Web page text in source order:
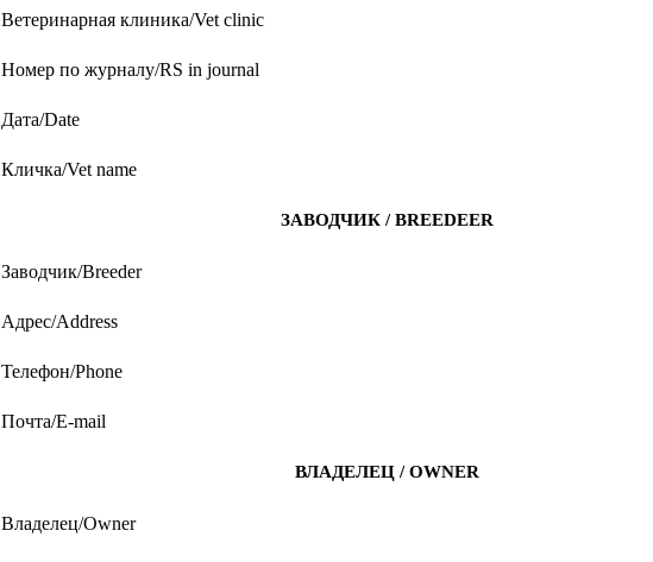
Ветеринарная клиника/Vet clinic
Номер по журналу/RS in journal
Дата/Date
Кличка/Vet name
ЗАВОДЧИК / BREEDEER
Заводчик/Breeder
Адрес/Address
Телефон/Phone
Почта/E-mail
ВЛАДЕЛЕЦ / OWNER
Владелец/Owner